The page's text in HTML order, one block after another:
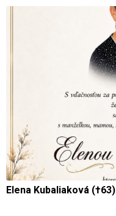
Elena Kubaliaková (†63)